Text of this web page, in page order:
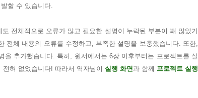
할 수 있습니다.
전체적으로 오류가 많고 필요한 설명이 누락된 부분이 꽤 많았기
전체 내용의 오류를 수정하고, 부족한 설명을 보충했습니다. 또한,
추가했습니다. 특히, 원서에서는 6장 이후부터는 프로젝트를 실
전혀 없었습니다! 따라서 역자님이 실행 화면과 함께 프로젝트 실행